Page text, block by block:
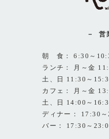
営
朝 食： 6:30～
ランチ： 月～金
土、日 11:30～
カフェ： 月～金
土、日 14:00～
ディナー： 17:30
バー： 17:30～